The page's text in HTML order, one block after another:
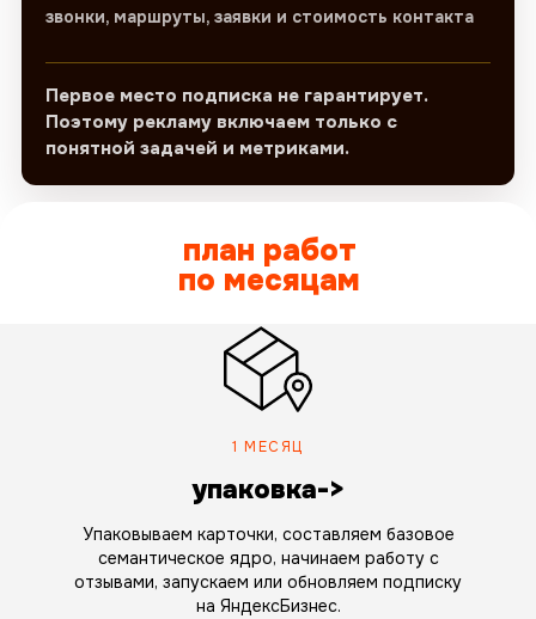
звонки, маршруты, заявки и стоимость контакта
Первое место подписка не гарантирует.
Поэтому рекламу включаем только с
понятной задачей и метриками.
1 МЕСЯЦ
упаковка->
Упаковываем карточки, составляем базовое
семантическое ядро, начинаем работу с
отзывами, запускаем или обновляем подписку
на ЯндексБизнес.